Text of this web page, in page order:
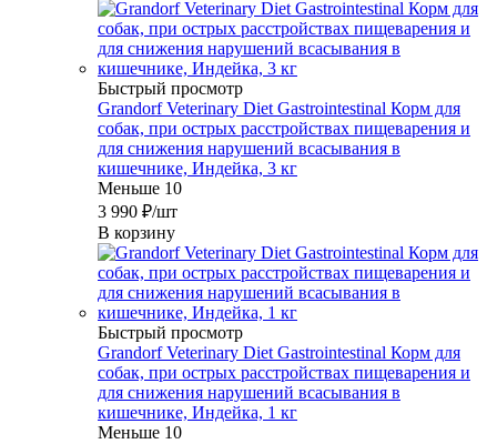
Быстрый просмотр
Grandorf Veterinary Diet Gastrointestinal Корм для
собак, при острых расстройствах пищеварения и
для снижения нарушений всасывания в
кишечнике, Индейка, 3 кг
Меньше 10
3 990 ₽/шт
В корзину
Быстрый просмотр
Grandorf Veterinary Diet Gastrointestinal Корм для
собак, при острых расстройствах пищеварения и
для снижения нарушений всасывания в
кишечнике, Индейка, 1 кг
Меньше 10